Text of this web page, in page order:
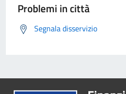
Problemi in città
Segnala disservizio